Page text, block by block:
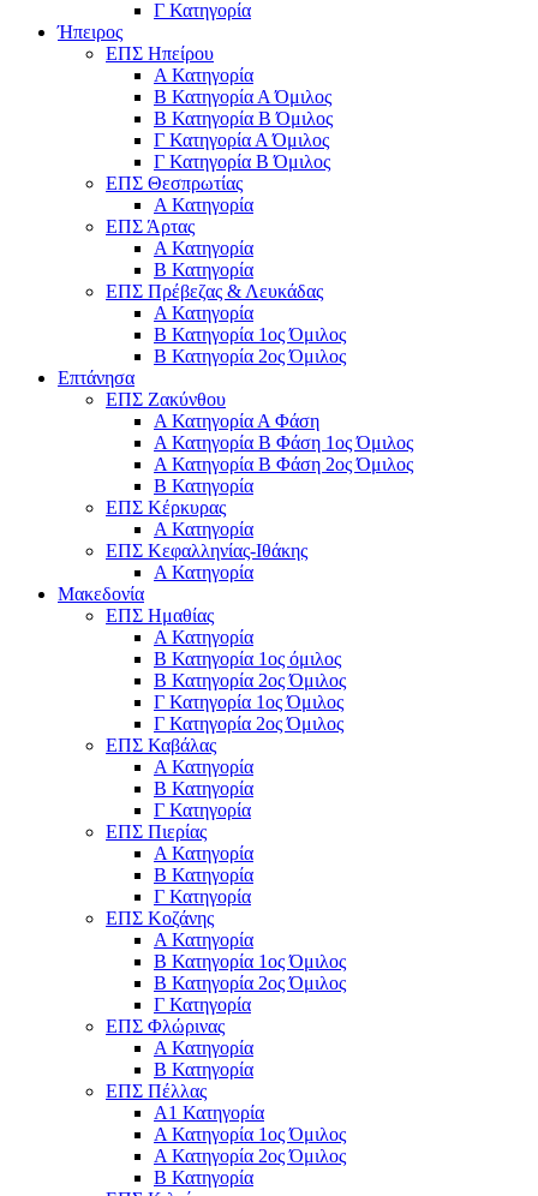
Γ Κατηγορία
Ήπειρος
ΕΠΣ Ηπείρου
Α Κατηγορία
Β Κατηγορία Α Όμιλος
Β Κατηγορία Β Όμιλος
Γ Κατηγορία Α Όμιλος
Γ Κατηγορία Β Όμιλος
ΕΠΣ Θεσπρωτίας
Α Κατηγορία
ΕΠΣ Άρτας
Α Κατηγορία
Β Κατηγορία
ΕΠΣ Πρέβεζας & Λευκάδας
Α Κατηγορία
Β Κατηγορία 1ος Όμιλος
Β Κατηγορία 2ος Όμιλος
Επτάνησα
ΕΠΣ Ζακύνθου
Α Κατηγορία Α Φάση
Α Κατηγορία Β Φάση 1ος Όμιλος
Α Κατηγορία Β Φάση 2ος Όμιλος
Β Κατηγορία
ΕΠΣ Κέρκυρας
A Κατηγορία
ΕΠΣ Κεφαλληνίας-Ιθάκης
Α Κατηγορία
Μακεδονία
ΕΠΣ Ημαθίας
Α Κατηγορία
Β Κατηγορία 1ος όμιλος
Β Κατηγορία 2ος Όμιλος
Γ Κατηγορία 1ος Όμιλος
Γ Κατηγορία 2ος Όμιλος
ΕΠΣ Καβάλας
Α Κατηγορία
Β Κατηγορία
Γ Κατηγορία
ΕΠΣ Πιερίας
Α Κατηγορία
Β Κατηγορία
Γ Κατηγορία
ΕΠΣ Κοζάνης
Α Κατηγορία
Β Κατηγορία 1ος Όμιλος
Β Κατηγορία 2ος Όμιλος
Γ Κατηγορία
ΕΠΣ Φλώρινας
Α Κατηγορία
Β Κατηγορία
ΕΠΣ Πέλλας
Α1 Κατηγορία
Α Κατηγορία 1ος Όμιλος
Α Κατηγορία 2ος Όμιλος
Β Κατηγορία